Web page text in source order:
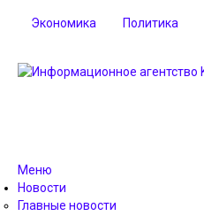
Экономика Политика
Меню
Новости
Главные новости